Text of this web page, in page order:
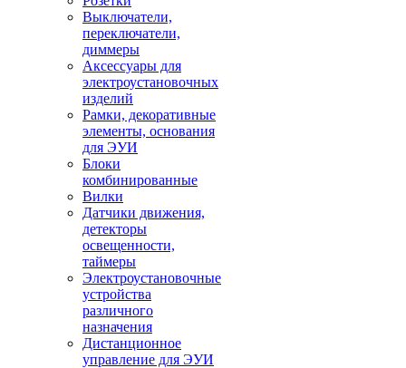
Выключатели,
переключатели,
диммеры
Аксессуары для
электроустановочных
изделий
Рамки, декоративные
элементы, основания
для ЭУИ
Блоки
комбинированные
Вилки
Датчики движения,
детекторы
освещенности,
таймеры
Электроустановочные
устройства
различного
назначения
Дистанционное
управление для ЭУИ